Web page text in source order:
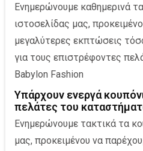
Ενημερώνουμε καθημερινά
ιστοσελίδας μας,
μεγαλύτερες εκπτώσεις
για τους επιστρέφοντες
Babylon Fashion
Υπάρχουν ενεργά
πελάτες του
Ενημερώνουμε τακτικά τα
μας, προκειμένου να